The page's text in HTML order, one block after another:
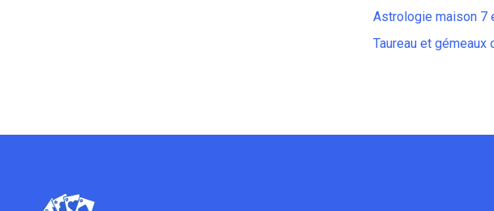
Astrologie maison 7
Taureau et